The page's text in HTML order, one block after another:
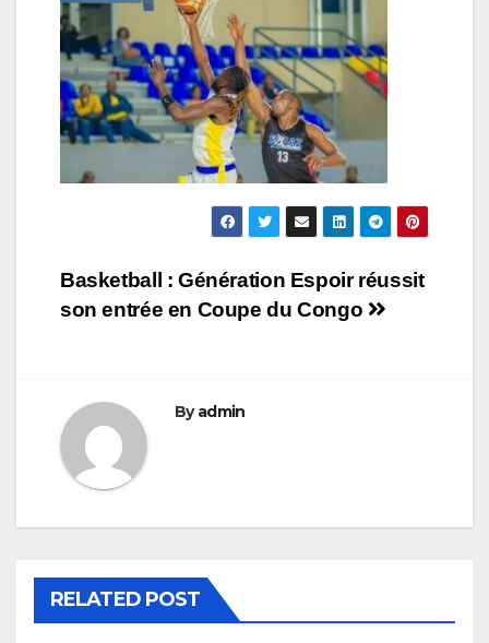
Navigation
Basketball : Génération Espoir réussit
son entrée en Coupe du Congo
Byadmin
RELATED POST